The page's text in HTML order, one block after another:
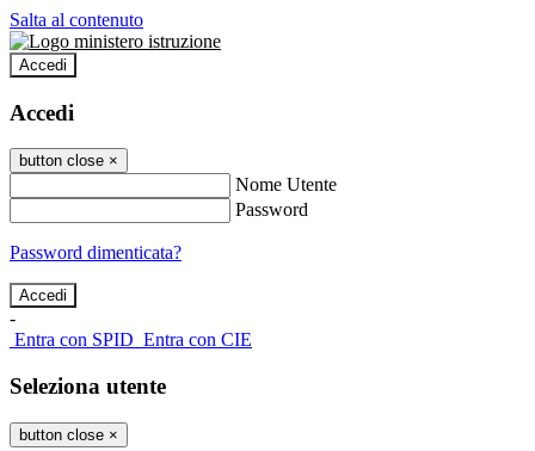
Salta al contenuto
Accedi
Accedi
button close ×
Nome Utente
Password
Password dimenticata?
-
Entra con SPID Entra con CIE
Seleziona utente
button close ×